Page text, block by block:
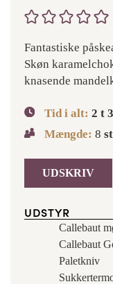
Fantastiske
Skøn
knasende
Tid i alt: 2 t
Mængde: 8
UDSKRIV
UDSTYR
Callebaut
Callebaut
Paletkniv